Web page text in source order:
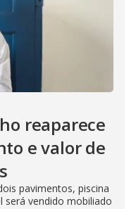
reaparece
e valor de
pavimentos, piscina
será vendido mobiliado